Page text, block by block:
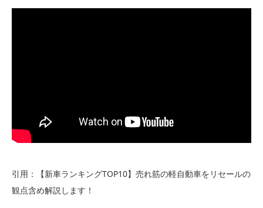
引用：【新車ランキングTOP10】売れ筋の軽自動車をリセールの
観点含め解説します！